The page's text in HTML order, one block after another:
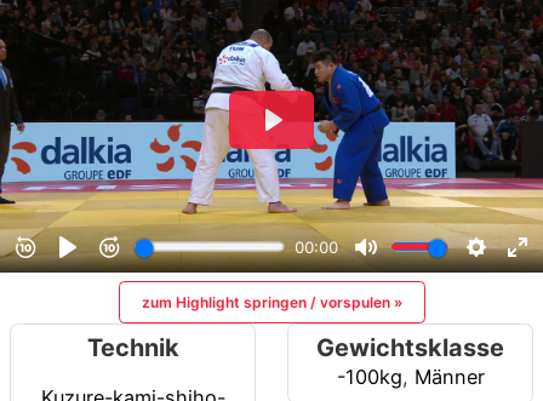
zum Highlight springen / vorspulen »
Technik Gewichtsklasse
-100kg, Männer